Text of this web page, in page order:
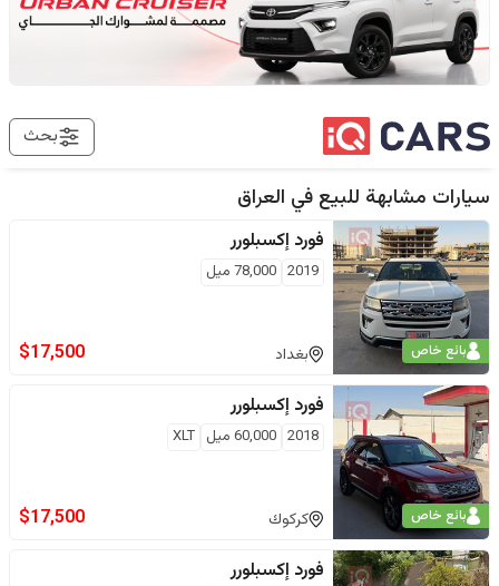
بحث
سيارات مشابهة للبيع في العراق
بائع خاص
فورد إكسبلورر
2019
78,000 ميل
بغداد $17,500
بائع خاص
فورد إكسبلورر
2018
60,000 ميل XLT
كركوك $17,500
فورد إكسبلورر